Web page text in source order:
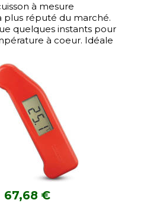
à mesure
plus réputé du marché.
quelques instants pour
à coeur. Idéale
67,68 €